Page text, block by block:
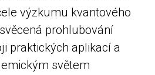
výzkumu kvantového
prohlubování
praktických aplikací a
světem